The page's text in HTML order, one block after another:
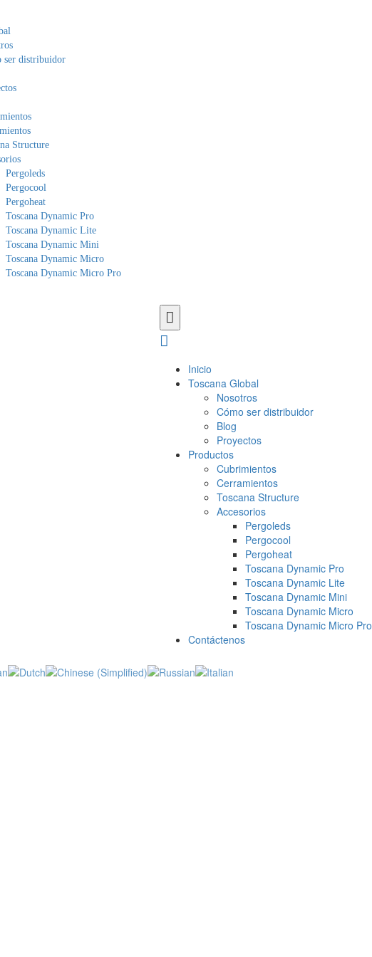
ser distribuidor
Structure
Pergoleds
Pergocool
Pergoheat
Toscana Dynamic Pro
Toscana Dynamic Lite
Toscana Dynamic Mini
Toscana Dynamic Micro
Toscana Dynamic Micro Pro
Inicio
Toscana Global
Nosotros
Cómo ser distribuidor
Blog
Proyectos
Productos
Cubrimientos
Cerramientos
Toscana Structure
Accesorios
Pergoleds
Pergocool
Pergoheat
Toscana Dynamic Pro
Toscana Dynamic Lite
Toscana Dynamic Mini
Toscana Dynamic Micro
Toscana Dynamic Micro Pro
Contáctenos